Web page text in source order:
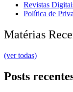
Revistas
Política de
Matérias
(ver todas)
Posts